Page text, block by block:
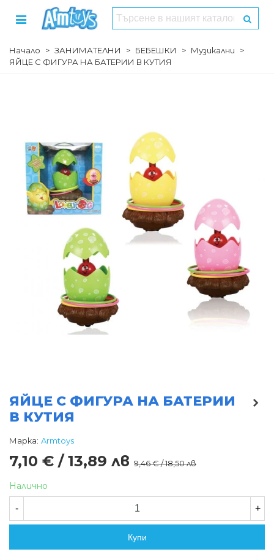
Начало > ЗАНИМАТЕЛНИ > БЕБЕШКИ > Музикални
>
ЯЙЦЕ С ФИГУРА НА БАТЕРИИ В КУТИЯ
ЯЙЦЕ С ФИГУРА НА БАТЕРИИ
В КУТИЯ
Марка: Armtoys
7,10 € / 13,89 лв 9,46 € / 18,50 лв
Налично
- +
Купи